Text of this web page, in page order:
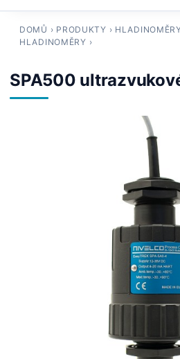
DOMŮ › PRODUKTY ›
HLADINOMĚRY ›
SPA500